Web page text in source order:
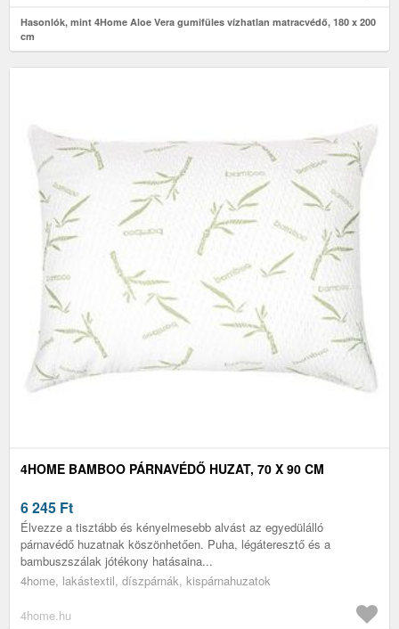
Hasonlók, mint 4Home Aloe Vera gumifüles vízhatlan matracvédő, 180 x 200
cm
4HOME BAMBOO PÁRNAVÉDŐ HUZAT, 70 X 90 CM
6 245 Ft
Élvezze a tisztább és kényelmesebb alvást az egyedülálló
párnavédő huzatnak köszönhetően. Puha, légáteresztő és a
bambuszszálak jótékony hatásaina...
4home, lakástextil, díszpárnák, kispárnahuzatok
4home.hu